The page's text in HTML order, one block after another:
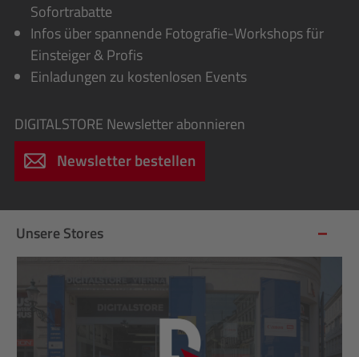
Sofortrabatte
Infos über spannende Fotografie-Workshops für
Einsteiger & Profis
Einladungen zu kostenlosen Events
DIGITALSTORE Newsletter abonnieren
Newsletter bestellen
Unsere Stores